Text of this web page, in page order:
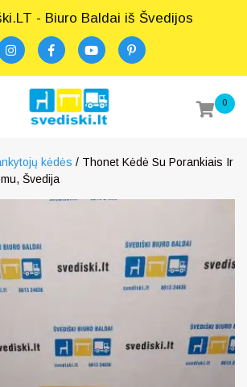
- Biuro Baldai iš Švedijos
0
kėdės / Thonet Kėdė Su Porankiais Ir
Švedija